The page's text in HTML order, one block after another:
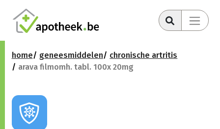
home geneesmiddelen
chronische artritis
arava filmomh. tabl. 100x 20mg